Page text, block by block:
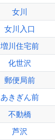
女川
女川入口
増川住宅前
化世沢
郵便局前
あきぎん前
不動橋
芦沢